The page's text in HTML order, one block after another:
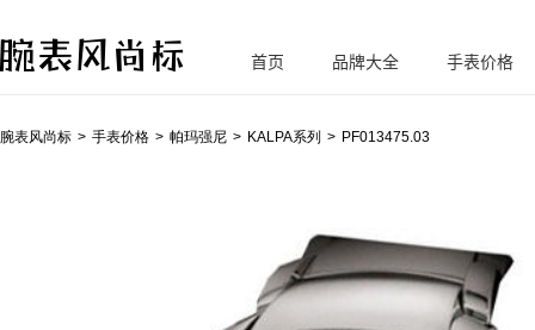
腕
首页 品牌大全 手表价格
腕表风尚标 手表价格 帕玛强尼 KALPA系列 PF013475.03